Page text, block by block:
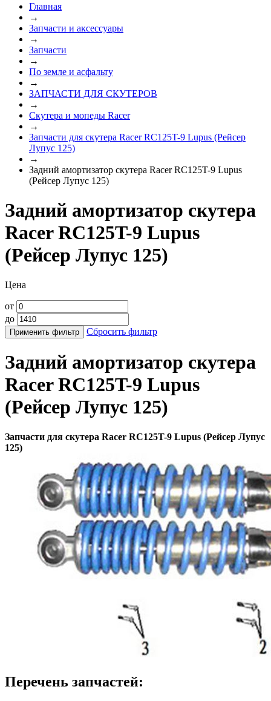
Главная
→
Запчасти и аксессуары
→
Запчасти
→
По земле и асфальту
→
ЗАПЧАСТИ ДЛЯ СКУТЕРОВ
→
Скутера и мопеды Racer
→
Запчасти для скутера Racer RC125T-9 Lupus (Рейсер
Лупус 125)
→
Задний амортизатор скутера Racer RC125T-9 Lupus
(Рейсер Лупус 125)
Задний амортизатор скутера
Racer RC125T-9 Lupus
(Рейсер Лупус 125)
Цена
от
до
Применить фильтр Сбросить фильтр
Задний амортизатор скутера
Racer RC125T-9 Lupus
(Рейсер Лупус 125)
Запчасти для скутера Racer RC125T-9 Lupus (Рейсер Лупус
125)
Перечень запчастей: